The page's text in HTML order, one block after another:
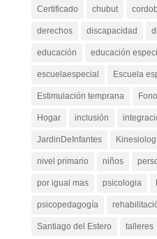
Certificado chubut
derechos discapacidad
educación educación
escuelaespecial Escuela
Estimulación temprana
Hogar inclusión
JardinDeInfantes
nivel primario niños
por igual mas psicologia
psicopedagogía
Santiago del Estero talleres